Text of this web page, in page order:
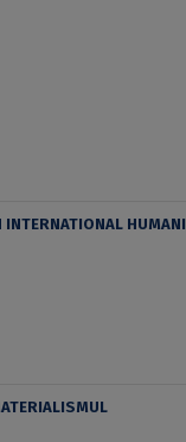
INTERNATIONAL